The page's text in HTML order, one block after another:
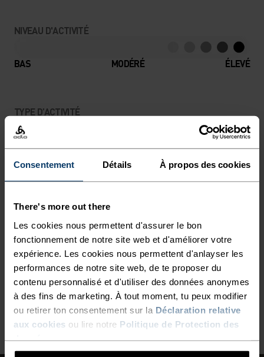
Consentement Détails À propos des cookies
There's more out there
Les cookies nous permettent d'assurer le bon
fonctionnement de notre site web et d'améliorer votre
expérience. Les cookies nous permettent d'anlayser les
performances de notre site web, de te proposer du
contenu personnalisé et d'utiliser des données anonymes
à des fins de marketing. À tout moment, tu peux modifier
ou retirer ton consentement sur la Déclaration relative
aux cookies ou lire notre Politique de Protection des
NIVEAU D'ACTIVITÉ
BAS MODÉRÉ ÉLEVÉ
TYPE D’ACTIVITÉ
ACTIVITÉS À HAUTE INTENSITÉ
Ski de fond
CARACTÉRISTIQUES DES MATIÈRES
Le polyester est une fibre synthétique résistante qui
forme, résiste au froissement et au rétrécissement, et
garde particulièrement bien sa couleur au fil des années.
Nous l’utilisons dans des produits tels que nos base
layers.
RETOUR EN HAUT